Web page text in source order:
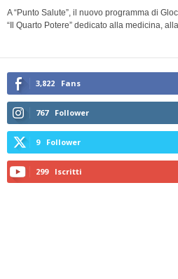
A “Punto Salute”, il nuovo programma di
“Il Quarto Potere” dedicato alla medicina,
3,822 Fans
767 Follower
9 Follower
299 Iscritti